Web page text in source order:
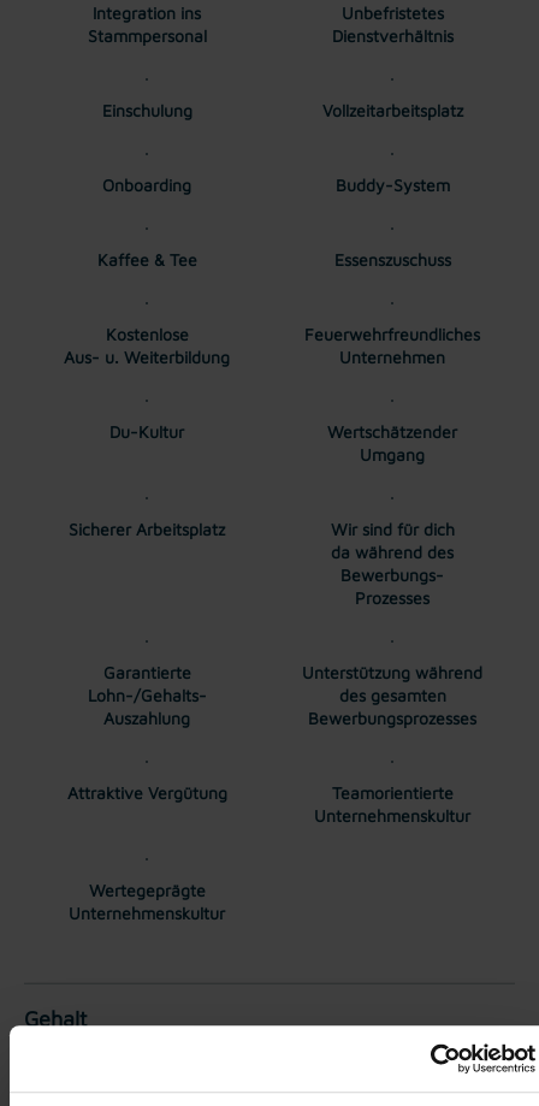
Integration ins
Stammpersonal
Unbefristetes
Dienstverhältnis
Einschulung Vollzeitarbeitsplatz
Onboarding Buddy-System
Kaffee & Tee Essenszuschuss
Kostenlose
Aus- u. Weiterbildung
Feuerwehrfreundliches
Unternehmen
Du-Kultur
Wertschätzender
Umgang
Sicherer Arbeitsplatz
Wir sind für dich
da während des
Bewerbungs-
Prozesses
Garantierte
Lohn-/Gehalts-
Auszahlung
Unterstützung während
des gesamten
Bewerbungsprozesses
Attraktive Vergütung
Teamorientierte
Unternehmenskultur
Wertegeprägte
Unternehmenskultur
Gehalt
Kollektivvertraglicher Mindestlohn EUR 3.605,53 brutto pro
Monat (zzgl. Zulagen). Überzahlung auf Grund von Qualifikation
und Berufserfahrung möglich.